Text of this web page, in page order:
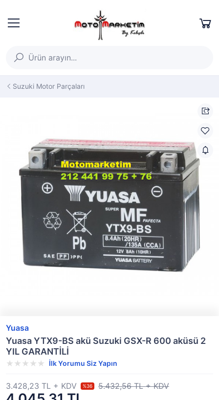
Suzuki Motor Parçaları
Yuasa
Yuasa YTX9-BS akü Suzuki GSX-R 600 aküsü 2
YIL GARANTİLİ
İlk Yorumu Siz Yapın
3.428,23 TL + KDV %36 5.432,56 TL + KDV